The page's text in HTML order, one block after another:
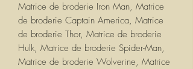
Matrice de broderie Iron Man, Matrice
de broderie Captain America, Matrice
de broderie Thor, Matrice de broderie
Hulk, Matrice de broderie Spider-Man,
Matrice de broderie Wolverine, Matrice